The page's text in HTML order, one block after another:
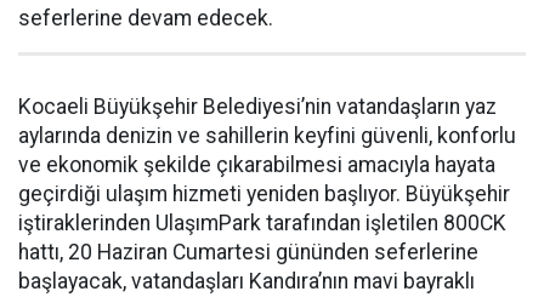
seferlerine devam edecek.
Kocaeli Büyükşehir Belediyesi’nin vatandaşların yaz
aylarında denizin ve sahillerin keyfini güvenli, konforlu
ve ekonomik şekilde çıkarabilmesi amacıyla hayata
geçirdiği ulaşım hizmeti yeniden başlıyor. Büyükşehir
iştiraklerinden UlaşımPark tarafından işletilen 800CK
hattı, 20 Haziran Cumartesi gününden seferlerine
başlayacak, vatandaşları Kandıra’nın mavi bayraklı